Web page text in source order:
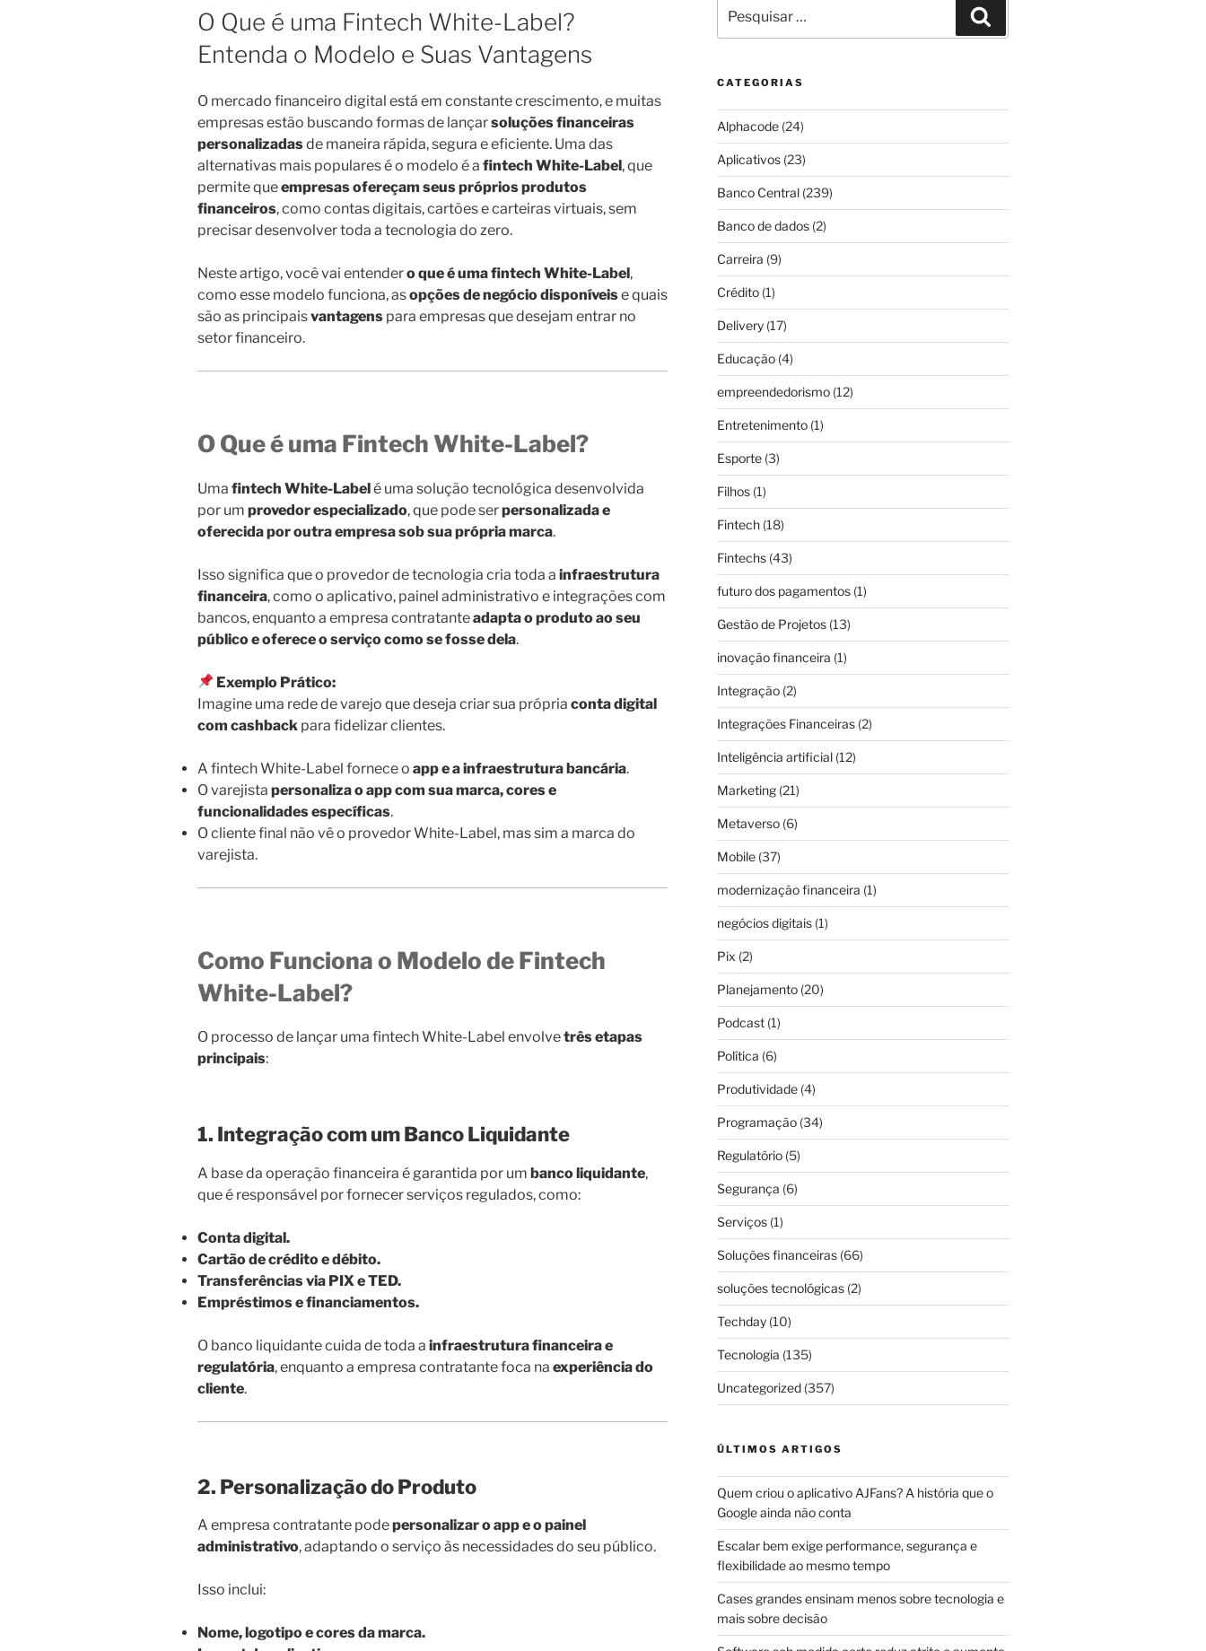
EM
O Que é uma Fintech White-Label?
Entenda o Modelo e Suas Vantagens
O mercado financeiro digital está em constante crescimento, e muitas
empresas estão buscando formas de lançarsoluções financeiras
personalizadasde maneira rápida, segura e eficiente. Uma das
alternativas mais populares é o modelo é a fintech White-Label, que
permite queempresas ofereçam seus próprios produtos
financeiros, como contas digitais, cartões e carteiras virtuais, sem
precisar desenvolver toda a tecnologia do zero.
Neste artigo, você vai entendero que é uma fintech White-Label,
como esse modelo funciona, asopções de negócio disponíveise quais
são as principaisvantagens para empresas que desejam entrar no
setor financeiro.
O Que é uma Fintech White-Label?
Uma fintech White-Labelé uma solução tecnológica desenvolvida
por um provedor especializado, que pode serpersonalizada e
oferecida por outra empresa sob sua própria marca.
Isso significa que o provedor de tecnologia cria toda a infraestrutura
financeira, como o aplicativo, painel administrativo e integrações com
bancos, enquanto a empresa contratanteadapta o produto ao seu
público e oferece o serviço como se fosse dela.
Exemplo Prático:
Imagine uma rede de varejo que deseja criar sua própria conta digital
com cashback para fidelizar clientes.
A fintech White-Label fornece o app e a infraestrutura bancária.
O varejista personaliza o app com sua marca, cores e
funcionalidades específicas.
O cliente final não vê o provedor White-Label, mas sim a marca do
varejista.
Como Funciona o Modelo de Fintech
White-Label?
O processo de lançar uma fintech White-Label envolvetrês etapas
principais:
1. Integração com um Banco Liquidante
A base da operação financeira é garantida por um banco liquidante,
que é responsável por fornecer serviços regulados, como:
Conta digital.
Cartão de crédito e débito.
Transferências via PIX e TED.
Empréstimos e financiamentos.
O banco liquidante cuida de toda a infraestrutura financeira e
regulatória, enquanto a empresa contratante foca na experiência do
cliente.
2. Personalização do Produto
A empresa contratante podepersonalizar o app e o painel
administrativo, adaptando o serviço às necessidades do seu público.
Isso inclui:
Nome, logotipo e cores da marca.
por:
CATEGORIAS
Alphacode(24)
Aplicativos(23)
Banco Central(239)
Banco de dados(2)
Carreira (9)
Crédito(1)
Delivery(17)
Educação(4)
empreendedorismo(12)
Entretenimento(1)
Esporte(3)
Filhos(1)
Fintech(18)
Fintechs(43)
futuro dos pagamentos(1)
Gestão de Projetos(13)
inovação financeira (1)
Integração(2)
Integrações Financeiras(2)
Inteligência artificial(12)
Marketing(21)
Metaverso(6)
Mobile(37)
modernização financeira (1)
negócios digitais(1)
Pix (2)
Planejamento(20)
Podcast(1)
Política (6)
Produtividade(4)
Programação(34)
Regulatório(5)
Segurança (6)
Serviços(1)
Soluções financeiras(66)
soluções tecnológicas(2)
Techday(10)
Tecnologia (135)
Uncategorized(357)
ÚLTIMOS ARTIGOS
Quem criou o aplicativo AJFans? A história que o
Google ainda não conta
Escalar bem exige performance, segurança e
flexibilidade ao mesmo tempo
Cases grandes ensinam menos sobre tecnologia e
mais sobre decisão